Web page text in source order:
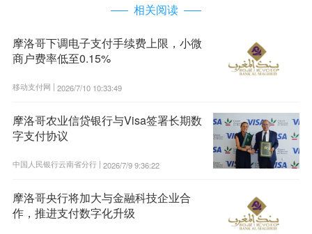
相关阅读
摩洛哥下调电子支付手续费上限，小微
商户费率低至0.15%
移动支付网 | 2026/7/10 10:33:49
摩洛哥农业信贷银行与Visa签署长期数
字支付协议
中国人民银行云南省分行 | 2026/7/9 9:36:22
摩洛哥央行将加大与金融科技企业合
作，推进支付数字化升级